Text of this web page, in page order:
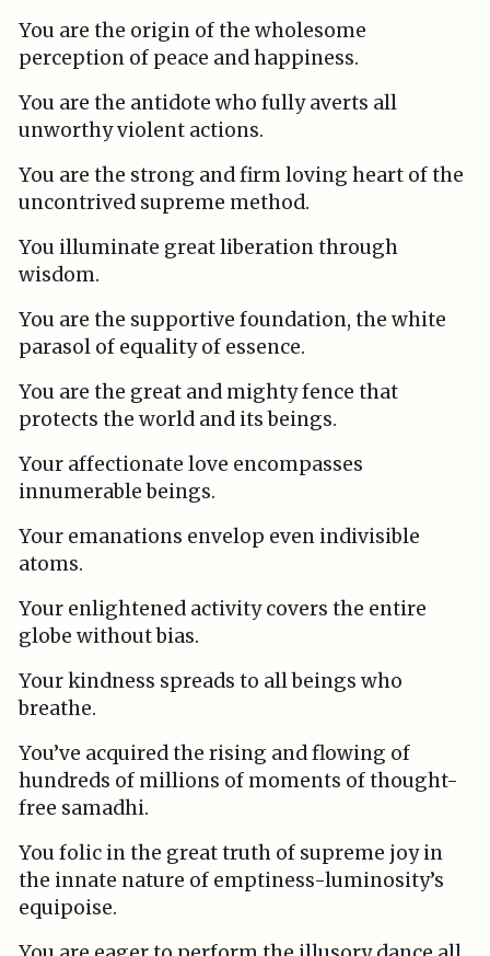
You are the origin of the wholesome
perception of peace and happiness.
You are the antidote who fully averts all
unworthy violent actions.
You are the strong and firm loving heart of the
uncontrived supreme method.
You illuminate great liberation through
wisdom.
You are the supportive foundation, the white
parasol of equality of essence.
You are the great and mighty fence that
protects the world and its beings.
Your affectionate love encompasses
innumerable beings.
Your emanations envelop even indivisible
atoms.
Your enlightened activity covers the entire
globe without bias.
Your kindness spreads to all beings who
breathe.
You’ve acquired the rising and flowing of
hundreds of millions of moments of thought-
free samadhi.
You folic in the great truth of supreme joy in
the innate nature of emptiness-luminosity’s
equipoise.